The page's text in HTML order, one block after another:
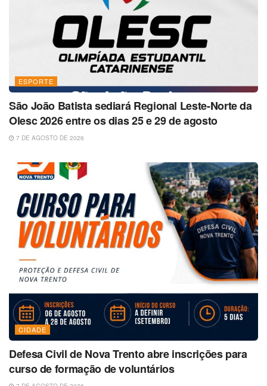
ESPORTE
São João Batista sediará Regional Leste-Norte da
Olesc 2026 entre os dias 25 e 29 de agosto
7 DE AGOSTO DE 2026
CIDADE
Defesa Civil de Nova Trento abre inscrições para
curso de formação de voluntários